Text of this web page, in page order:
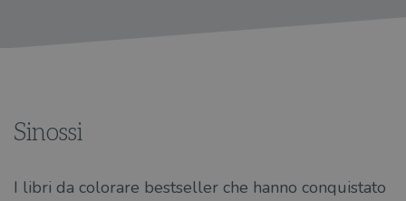
Sinossi
I libri da colorare bestseller che hanno conquistato